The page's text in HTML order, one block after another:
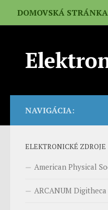
DOMOVSKÁ STRÁNKA
NAVIGÁCIA:
ELEKTRONICKÉ ZDROJE
American Physical
ARCANUM Digitheca